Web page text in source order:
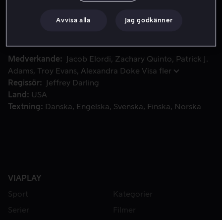
avlägsen del av Route 66. Med i bilen finns den dyrbara
Medverkande Jacob Elordi Zachary Quinto
Patrick J.
Adams
Troy Evans Alexandra Doke Visa fler
Regissör
Jeffrey Darling
Land
USA
Textning
Danska Engelska Svenska Finska Norska
VIAPLAY
Sport
Kategorier
Serier
Filmer
Avvisa alla Jag godkänner